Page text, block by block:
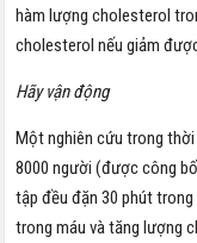
hàm lượng cholesterol
cholesterol nếu giảm
Hãy vận động
Một nghiên cứu trong
8000 người (được công
tập đều đặn 30 phút
trong máu và tăng lượng